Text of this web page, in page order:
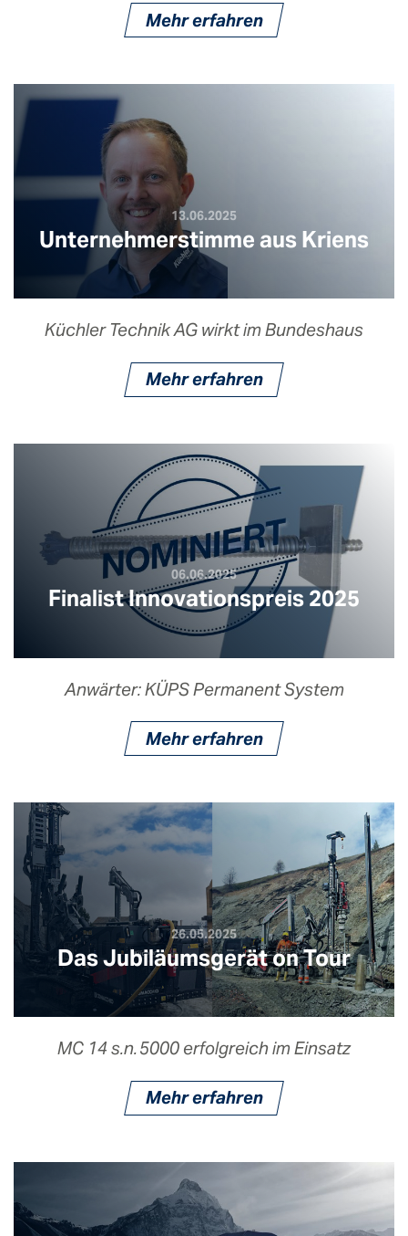
Mehr erfahren
13.06.2025
Unternehmerstimme aus Kriens
Küchler Technik AG wirkt im Bundeshaus
Mehr erfahren
06.06.2025
Finalist Innovationspreis 2025
Anwärter: KÜPS Permanent System
Mehr erfahren
26.05.2025
Das Jubiläumsgerät on Tour
MC 14 s.n. 5000 erfolgreich im Einsatz
Mehr erfahren